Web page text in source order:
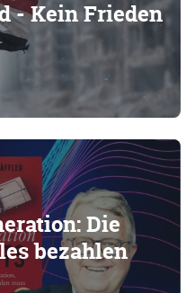
- Kein Frieden
Die
bezahlen